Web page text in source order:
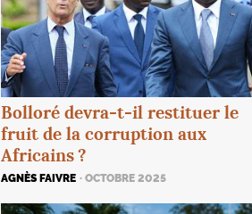
Bolloré devra-t-il restituer le
fruit de la corruption aux
Africains?
AGNÈS FAIVRE · OCTOBRE 2025